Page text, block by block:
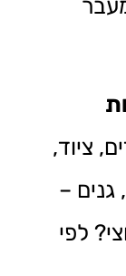
ציוד,
גנים –
לפי